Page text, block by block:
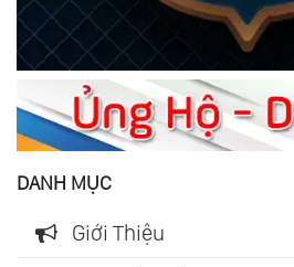
DANH MỤC
Giới Thiệu